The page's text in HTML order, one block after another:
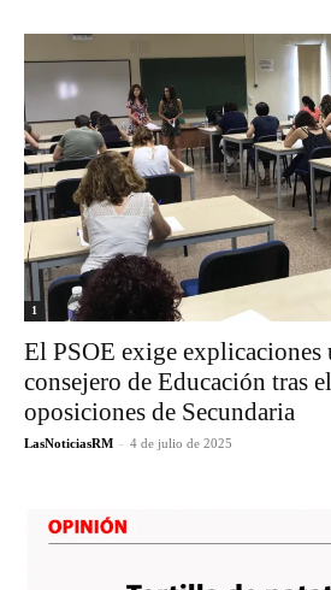
1
El PSOE exige explicaciones
consejero de Educación tras
oposiciones de Secundaria
LasNoticiasRM - 4 de julio de 2025